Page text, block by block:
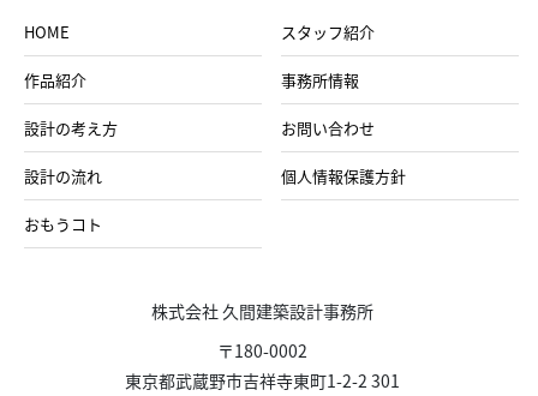
HOME
作品紹介
設計の考え方
設計の流れ
おもうコト
スタッフ紹介
事務所情報
お問い合わせ
個人情報保護方針
株式会社 久間建築設計事務所
〒180-0002
東京都武蔵野市吉祥寺東町1-2-2 301